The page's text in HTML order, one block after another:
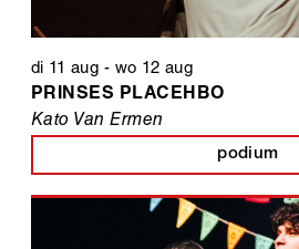
di 11 aug - wo 12 aug
PRINSES PLACEHBO
Kato Van Ermen
podium